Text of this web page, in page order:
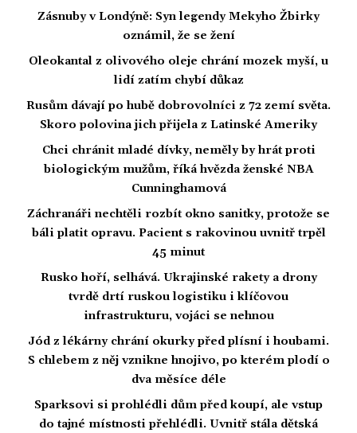
Zásnuby v Londýně: Syn legendy Mekyho Žbirky
oznámil, že se žení
Oleokantal z olivového oleje chrání mozek myší, u
lidí zatím chybí důkaz
Rusům dávají po hubě dobrovolníci z 72 zemí světa.
Skoro polovina jich přijela z Latinské Ameriky
Chci chránit mladé dívky, neměly by hrát proti
biologickým mužům, říká hvězda ženské NBA
Cunninghamová
Záchranáři nechtěli rozbít okno sanitky, protože se
báli platit opravu. Pacient s rakovinou uvnitř trpěl
45 minut
Rusko hoří, selhává. Ukrajinské rakety a drony
tvrdě drtí ruskou logistiku i klíčovou
infrastrukturu, vojáci se nehnou
Jód z lékárny chrání okurky před plísní i houbami.
S chlebem z něj vznikne hnojivo, po kterém plodí o
dva měsíce déle
Sparksovi si prohlédli dům před koupí, ale vstup
do tajné místnosti přehlédli. Uvnitř stála dětská